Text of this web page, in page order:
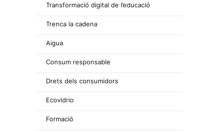
Transformació digital de l’educació
Trenca la cadena
Aigua
Consum responsable
Drets dels consumidors
Ecovidrio
Formació